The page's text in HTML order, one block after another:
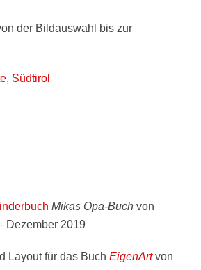
der Bildauswahl bis zur
Südtirol
Mikas Opa-Buch von
Dezember 2019
Layout für das Buch EigenArt von